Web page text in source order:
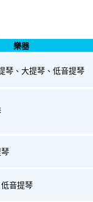
樂器
琴 、大提琴 、低音提琴
低音提琴